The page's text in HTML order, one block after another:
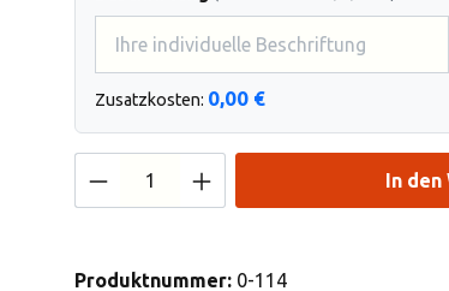
Zusatzkosten: 0,00 €
Produkt Anzahl: Gib denIn den
Produktnummer: 0-114